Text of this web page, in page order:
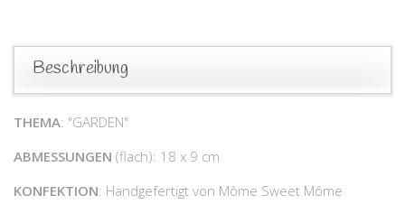
Beschreibung
THEMA: "GARDEN"
ABMESSUNGEN (flach): 18 x 9 cm
KONFEKTION: Handgefertigt von Môme Sweet Môme